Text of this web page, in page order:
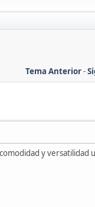
Tema Anterior-
y versatilidad